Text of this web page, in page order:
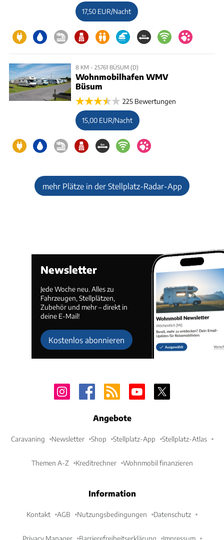
17,50 EUR/Nacht
8 KM - 25761 BÜSUM (D)
Wohnmobilhafen WMV
Büsum
225 Bewertungen
15,00 EUR/Nacht
mehr Plätze in der Stellplatz-Radar-App
Newsletter
Jede Woche neu. Alles zu
Fahrzeugen, Stellplätzen,
Zubehör und mehr – direkt in
deine E-Mail!
Kostenlos abonnieren
Angebote
Caravaning Newsletter Shop Stellplatz-App Stellplatz-Atlas
Themen A-Z Kreditrechner Wohnmobil finanzieren
Information
Kontakt AGB Nutzungsbedingungen Datenschutz
Privacy Manager Barrierefreiheitserklärung Impressum